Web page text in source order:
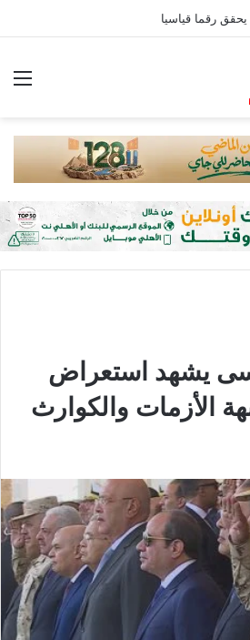
يحقق رقما قياسيا
يشهد استعراض
الأزمات والكوارث